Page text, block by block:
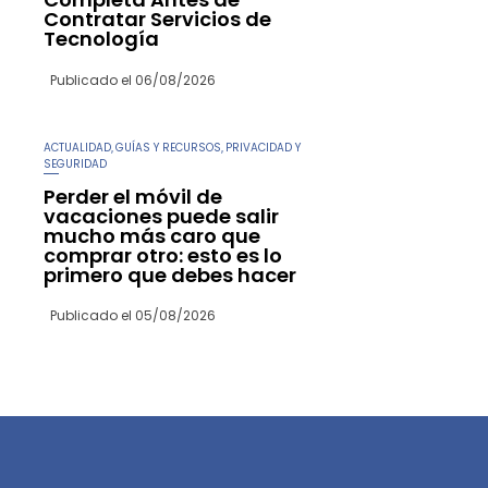
Contratar Servicios de
Tecnología
Publicado el 06/08/2026
ACTUALIDAD GUÍAS Y RECURSOS PRIVACIDAD Y
SEGURIDAD
Perder el móvil de
vacaciones puede salir
mucho más caro que
comprar otro: esto es lo
primero que debes hacer
Publicado el 05/08/2026